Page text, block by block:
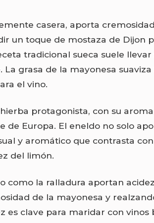
casera, aporta
un toque de mostaza de Dijon
tradicional sueca suele llevar
La grasa de la mayonesa suaviza
el vino.
hierba protagonista, con su
de Europa. El eneldo no solo
y aromático que contrasta
del limón.
como la ralladura aportan
de la mayonesa y
es clave para maridar con vinos